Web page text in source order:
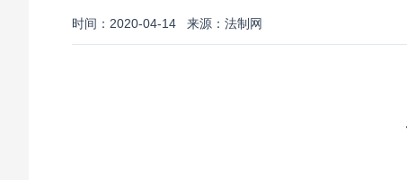
时间：2020-04-14 来源：法制网